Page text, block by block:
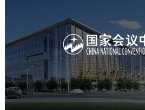
国家会议中
专业服务 网站